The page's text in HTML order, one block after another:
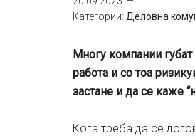
Категории: Деловна
Многу компании губат
работа и со тоа
застане и да се каже
Кога треба да се